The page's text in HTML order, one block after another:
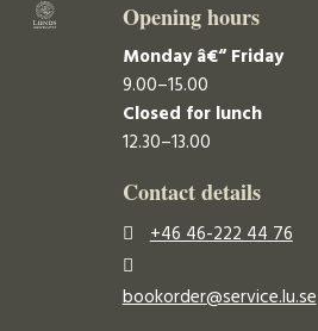
Opening hours
Monday â€“ Friday
9.00–15.00
Closed for lunch
12.30–13.00
Contact details
+46 46-222 44 76
bookorder@service.lu.se